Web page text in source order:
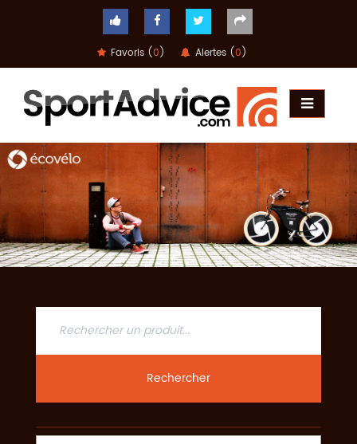
Favoris (0) Alertes (0)
COMPARATEUR
CONSEILS
QUESTIONS
-
RÉPONSES
CONTACT
Rechercher